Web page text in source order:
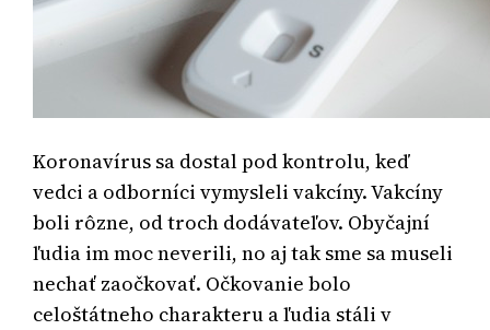
Koronavírus sa dostal pod kontrolu, keď
vedci a odborníci vymysleli vakcíny. Vakcíny
boli rôzne, od troch dodávateľov. Obyčajní
ľudia im moc neverili, no aj tak sme sa museli
nechať zaočkovať. Očkovanie bolo
celoštátneho charakteru a ľudia stáli v